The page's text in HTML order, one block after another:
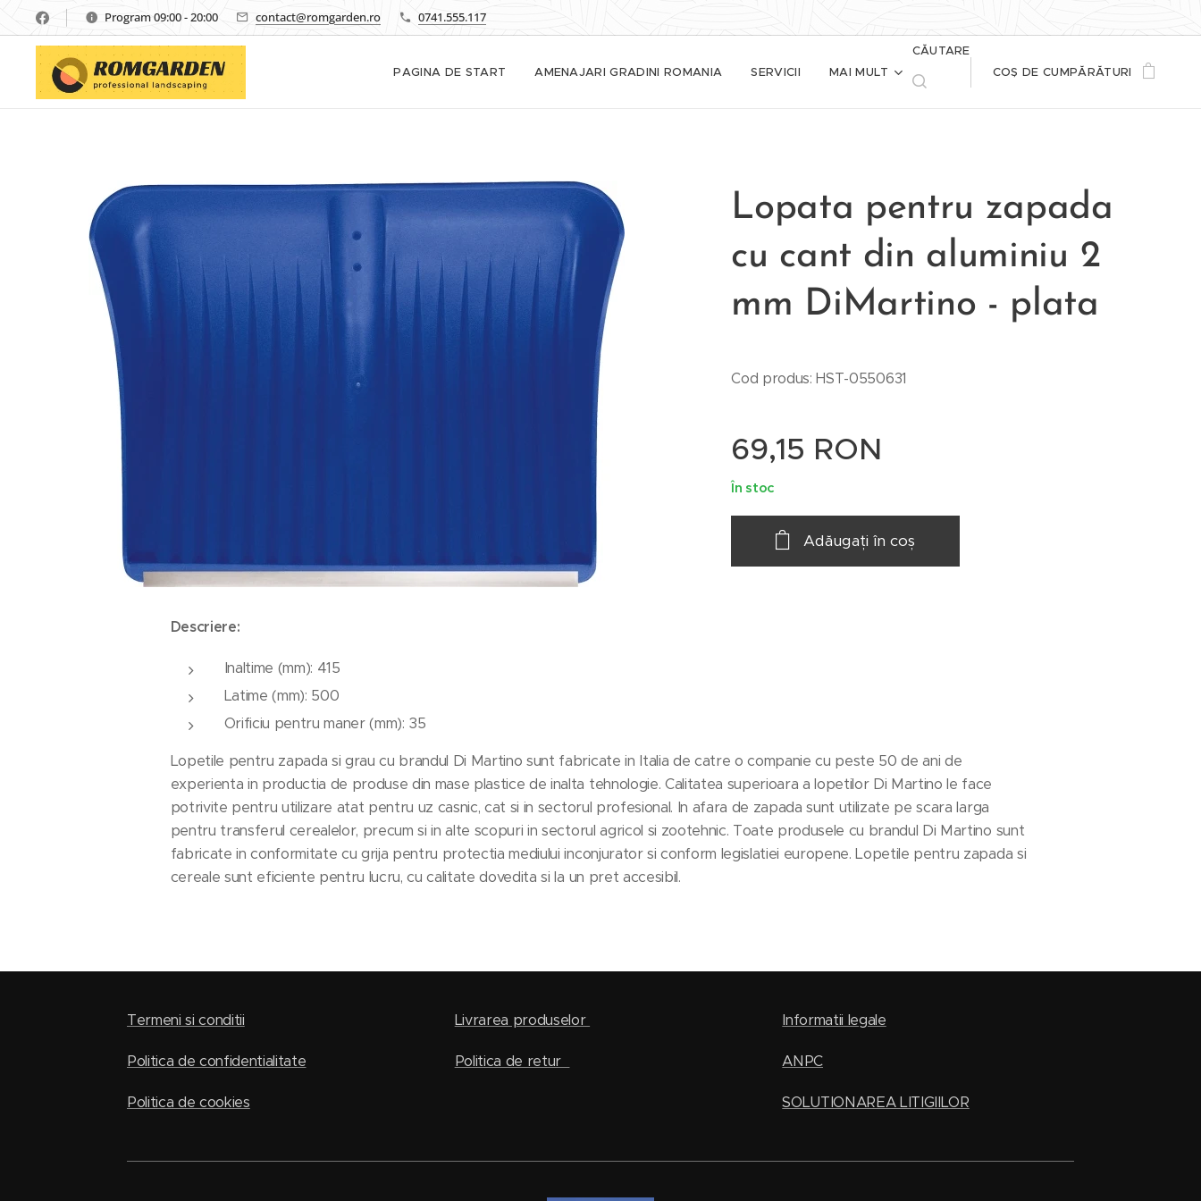
Program 09:00 - 20:00 contact@romgarden.ro 0741.555.117
PAGINA DE START AMENAJARI GRADINI ROMANIA SERVICII MAI MULT
CĂUTARE
COȘ DE CUMPĂRĂTURI
Lopata pentru zapada
cu cant din aluminiu 2
mm DiMartino - plata
Cod produs: HST-0550631
69,15 RON
În stoc
Adăugați în coș
Descriere:
Inaltime (mm): 415
Latime (mm): 500
Orificiu pentru maner (mm): 35
Lopetile pentru zapada si grau cu brandul Di Martino sunt fabricate in Italia de catre o companie cu peste 50 de ani de
experienta in productia de produse din mase plastice de inalta tehnologie. Calitatea superioara a lopetilor Di Martino le face
potrivite pentru utilizare atat pentru uz casnic, cat si in sectorul profesional. In afara de zapada sunt utilizate pe scara larga
pentru transferul cerealelor, precum si in alte scopuri in sectorul agricol si zootehnic. Toate produsele cu brandul Di Martino sunt
fabricate in conformitate cu grija pentru protectia mediului inconjurator si conform legislatiei europene. Lopetile pentru zapada si
cereale sunt eficiente pentru lucru, cu calitate dovedita si la un pret accesibil.
Termeni si conditii
Politica de confidentialitate
Politica de cookies
Livrarea produselor
Politica de retur
Informatii legale
ANPC
SOLUTIONAREA LITIGIILOR